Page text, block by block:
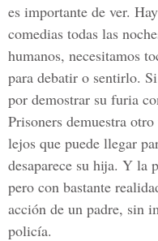
es importante de ver.
comedias todas las
humanos, necesitamos
para debatir o sentirlo.
por demostrar su furia
Prisoners demuestra
lejos que puede llegar
desaparece su hija. Y la
pero con bastante
acción de un padre, sin
policía.